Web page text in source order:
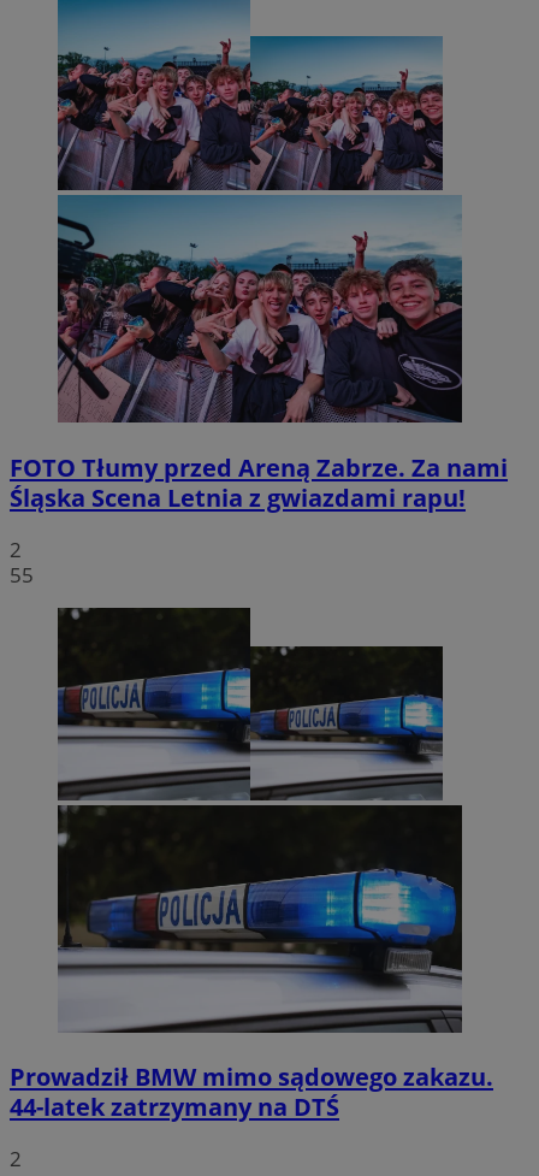
FOTO Tłumy przed Areną Zabrze. Za nami
Śląska Scena Letnia z gwiazdami rapu!
2
55
Prowadził BMW mimo sądowego zakazu.
44-latek zatrzymany na DTŚ
2